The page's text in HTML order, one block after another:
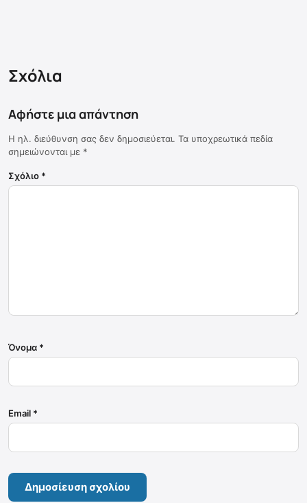
Σχόλια
Αφήστε μια απάντηση
Η ηλ. διεύθυνση σας δεν δημοσιεύεται. Τα υποχρεωτικά πεδία
σημειώνονται με *
Σχόλιο *
Όνομα *
Email *